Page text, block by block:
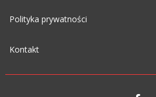
Polityka prywatności
Kontakt